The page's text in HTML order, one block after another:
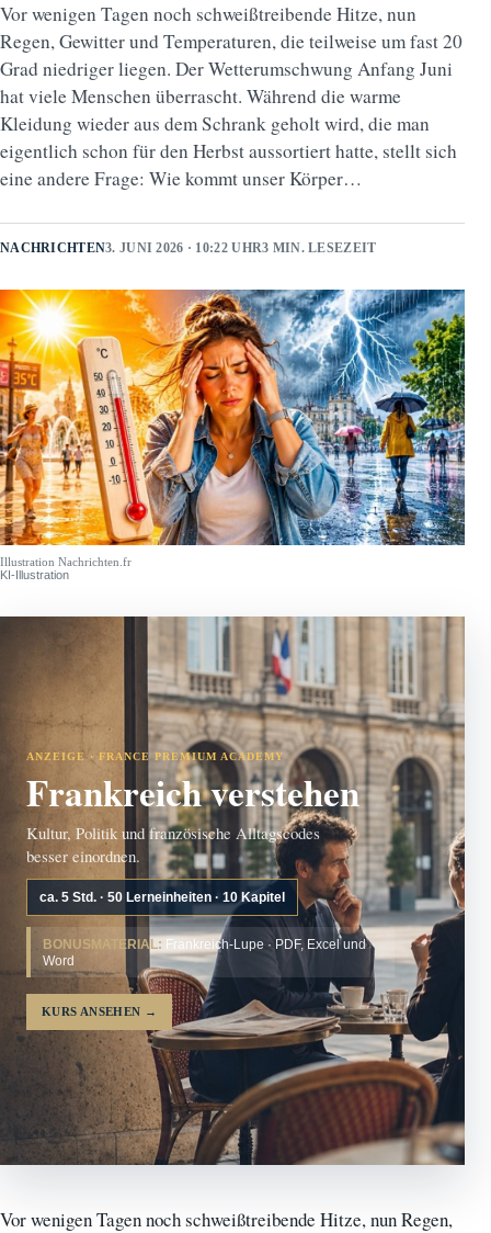
Vor wenigen Tagen noch schweißtreibende Hitze, nun
Regen, Gewitter und Temperaturen, die teilweise um fast 20
Grad niedriger liegen. Der Wetterumschwung Anfang Juni
hat viele Menschen überrascht. Während die warme
Kleidung wieder aus dem Schrank geholt wird, die man
eigentlich schon für den Herbst aussortiert hatte, stellt sich
eine andere Frage: Wie kommt unser Körper…
NACHRICHTEN3. JUNI 2026 · 10:22 UHR3 MIN. LESEZEIT
Illustration Nachrichten.fr
KI-Illustration
ANZEIGE · FRANCE PREMIUM ACADEMY
Frankreich verstehen
Kultur, Politik und französische Alltagscodes
besser einordnen.
ca. 5 Std. · 50 Lerneinheiten · 10 Kapitel
BONUSMATERIAL: Frankreich-Lupe · PDF, Excel und
Word
KURS ANSEHEN →
Vor wenigen Tagen noch schweißtreibende Hitze, nun Regen,